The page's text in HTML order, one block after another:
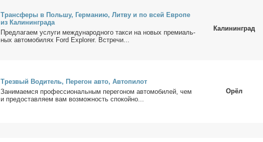
Транс­фе­ры в Поль­шу, Гер­ма­нию, Лит­ву и по всей Ев­ро­пе
из Ка­ли­нин­гра­да
Пред­ла­га­ем услу­ги меж­ду­на­род­но­го так­си на но­вых пре­ми­аль­
ных ав­то­мо­би­лях Ford Explorer. Встре­чи...
Калининград
Трез­вый Во­ди­тель, Пе­ре­гон ав­то, Ав­то­пи­лот
За­ни­ма­ем­ся про­фес­сио­наль­ным пе­ре­го­ном ав­то­мо­би­лей, чем
и предо­став­ля­ем вам воз­мож­ность спо­кой­но...
Орёл